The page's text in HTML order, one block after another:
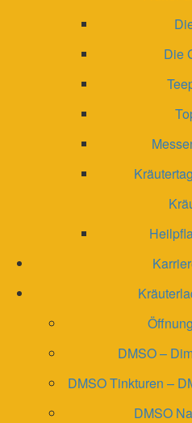
Die
DMSO –
DMSO Tinkturen –
DMSO